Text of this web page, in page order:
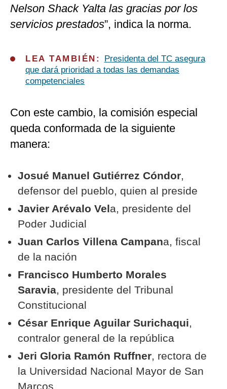
Nelson Shack Yalta las gracias por los
servicios prestados”, indica la norma.
LEA TAMBIÉN:
Presidenta del TC asegura
que dará prioridad a todas las demandas
competenciales
Con este cambio, la comisión especial
queda conformada de la siguiente
manera:
Josué Manuel Gutiérrez Cóndor,
defensor del pueblo, quien al preside
Javier Arévalo Vela, presidente del
Poder Judicial
Juan Carlos Villena Campana, fiscal
de la nación
Francisco Humberto Morales
Saravia, presidente del Tribunal
Constitucional
César Enrique Aguilar Surichaqui,
contralor general de la república
Jeri Gloria Ramón Ruffner, rectora de
la Universidad Nacional Mayor de San
Marcos